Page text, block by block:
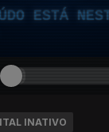
ESTÁ
INATIVO